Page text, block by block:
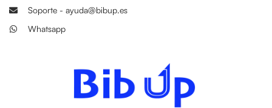
Soporte - ayuda@bibup.es
Whatsapp